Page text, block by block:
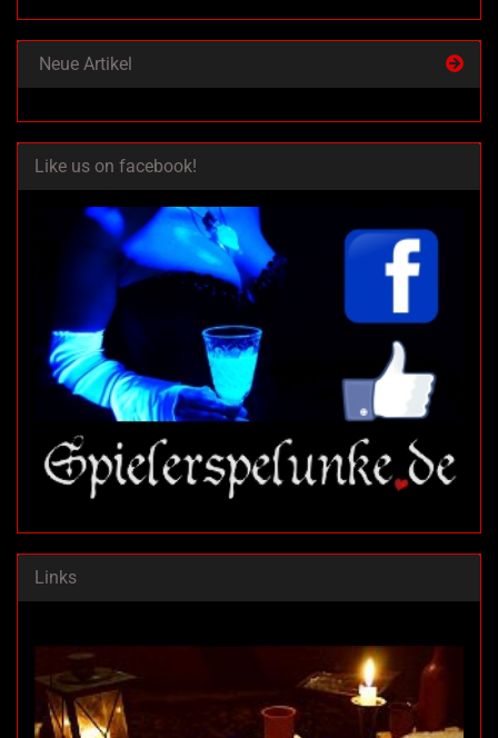
Neue Artikel
Like us on facebook!
Links